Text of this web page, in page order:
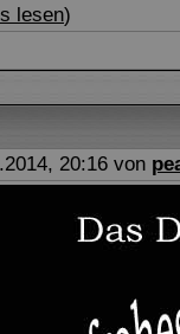
lesen)
20:16 von